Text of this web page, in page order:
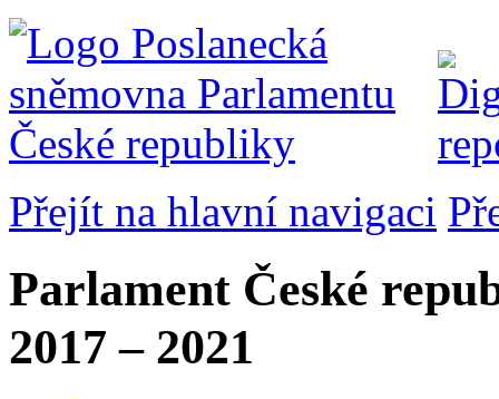
Přejít na hlavní navigaci
Parlament České
2017 – 2021